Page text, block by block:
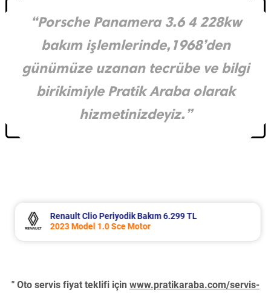
“Porsche Panamera 3.6 4 228kw
bakım işlemlerinde,1968’den
günümüze uzanan tecrübe ve bilgi
birikimiyle Pratik Araba olarak
hizmetinizdeyiz.”
Renault Clio Periyodik Bakım 6.299 TL
2023 Model 1.0 Sce Motor
" Oto servis fiyat teklifi için www.pratikaraba.com/servis-